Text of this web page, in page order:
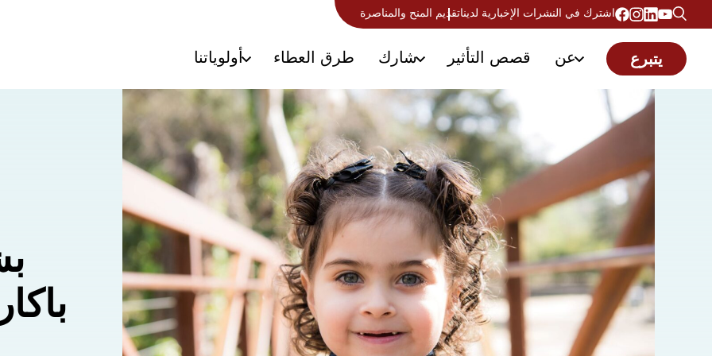
تقديم المنح والمناصرةاشترك في النشرات الإخبارية لدينا
أولوياتنا طرق العطاء شارك قصص التأثير عن يتبرع